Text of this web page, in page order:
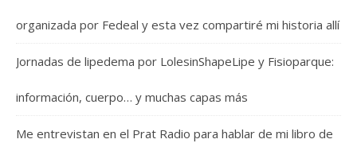
organizada por Fedeal y esta vez compartiré mi historia allí
Jornadas de lipedema por LolesinShapeLipe y Fisioparque:
información, cuerpo… y muchas capas más
Me entrevistan en el Prat Radio para hablar de mi libro de